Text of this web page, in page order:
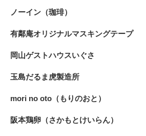
ノーイン（珈琲）
有鄰庵オリジナルマスキングテープ
岡山ゲストハウスいぐさ
玉島だるま虎製造所
mori no oto（もりのおと）
阪本鶏卵（さかもとけいらん）